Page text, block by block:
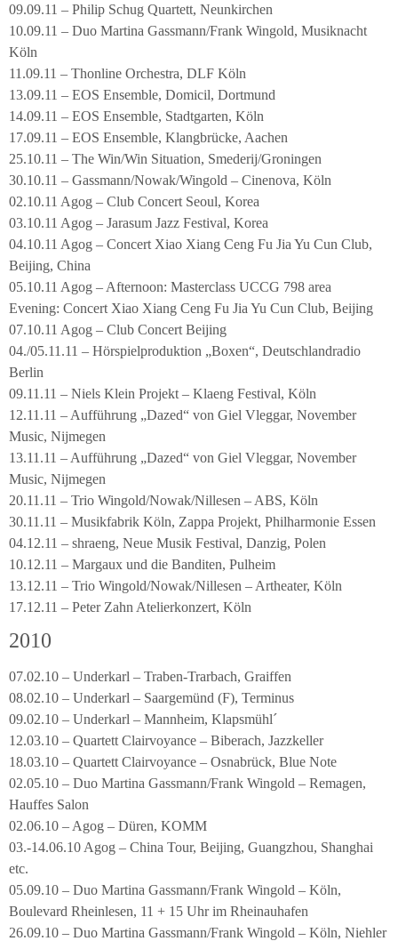
09.09.11 – Philip Schug Quartett, Neunkirchen
10.09.11 – Duo Martina Gassmann/Frank Wingold, Musiknacht
Köln
11.09.11 – Thonline Orchestra, DLF Köln
13.09.11 – EOS Ensemble, Domicil, Dortmund
14.09.11 – EOS Ensemble, Stadtgarten, Köln
17.09.11 – EOS Ensemble, Klangbrücke, Aachen
25.10.11 – The Win/Win Situation, Smederij/Groningen
30.10.11 – Gassmann/Nowak/Wingold – Cinenova, Köln
02.10.11 Agog – Club Concert Seoul, Korea
03.10.11 Agog – Jarasum Jazz Festival, Korea
04.10.11 Agog – Concert Xiao Xiang Ceng Fu Jia Yu Cun Club,
Beijing, China
05.10.11 Agog – Afternoon: Masterclass UCCG 798 area
Evening: Concert Xiao Xiang Ceng Fu Jia Yu Cun Club, Beijing
07.10.11 Agog – Club Concert Beijing
04./05.11.11 – Hörspielproduktion „Boxen“, Deutschlandradio
Berlin
09.11.11 – Niels Klein Projekt – Klaeng Festival, Köln
12.11.11 – Aufführung „Dazed“ von Giel Vleggar, November
Music, Nijmegen
13.11.11 – Aufführung „Dazed“ von Giel Vleggar, November
Music, Nijmegen
20.11.11 – Trio Wingold/Nowak/Nillesen – ABS, Köln
30.11.11 – Musikfabrik Köln, Zappa Projekt, Philharmonie Essen
04.12.11 – shraeng, Neue Musik Festival, Danzig, Polen
10.12.11 – Margaux und die Banditen, Pulheim
13.12.11 – Trio Wingold/Nowak/Nillesen – Artheater, Köln
17.12.11 – Peter Zahn Atelierkonzert, Köln
2010
07.02.10 – Underkarl – Traben-Trarbach, Graiffen
08.02.10 – Underkarl – Saargemünd (F), Terminus
09.02.10 – Underkarl – Mannheim, Klapsmühl´
12.03.10 – Quartett Clairvoyance – Biberach, Jazzkeller
18.03.10 – Quartett Clairvoyance – Osnabrück, Blue Note
02.05.10 – Duo Martina Gassmann/Frank Wingold – Remagen,
Hauffes Salon
02.06.10 – Agog – Düren, KOMM
03.-14.06.10 Agog – China Tour, Beijing, Guangzhou, Shanghai
etc.
05.09.10 – Duo Martina Gassmann/Frank Wingold – Köln,
Boulevard Rheinlesen, 11 + 15 Uhr im Rheinauhafen
26.09.10 – Duo Martina Gassmann/Frank Wingold – Köln, Niehler